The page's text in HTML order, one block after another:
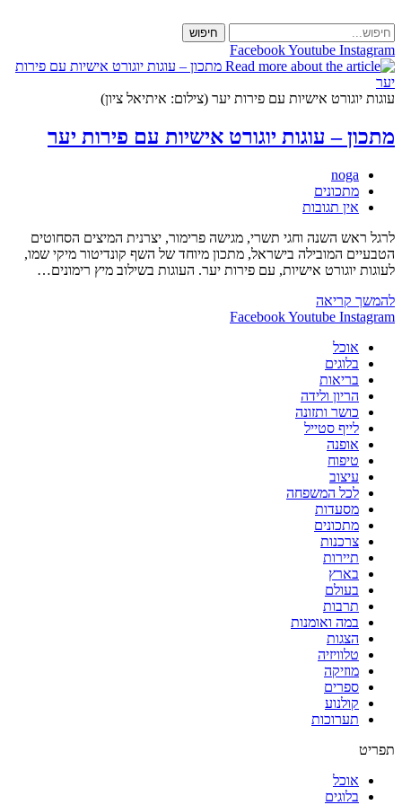
to
content
חיפוש
FacebookYoutube Instagram
עוגות יוגורט אישיות עם פירות יער (צילום: איתיאל ציון)
מתכון – עוגות יוגורט אישיות עם פירות יער
מחבר:
noga
קטגוריה:
מתכונים
תגובות:
אין תגובות
לרגל ראש השנה וחגי תשרי, מגישה פרימור, יצרנית המיצים הסחוטים
הטבעיים המובילה בישראל, מתכון מיוחד של השף קונדיטור מיקי שמו,
לעוגות יוגורט אישיות, עם פירות יער. העוגות בשילוב מיץ רימונים…
להמשך קריאהמתכון
–
פירות
יער
FacebookYoutube Instagram
אוכל
בלוגים
בריאות
הריון ולידה
כושר ותזונה
לייף סטייל
אופנה
טיפוח
עיצוב
לכל המשפחה
מסעדות
מתכונים
צרכנות
תיירות
בארץ
בעולם
תרבות
במה ואומנות
הצגות
טלוויזיה
מוזיקה
ספרים
קולנוע
תערוכות
תפריט
אוכל
בלוגים